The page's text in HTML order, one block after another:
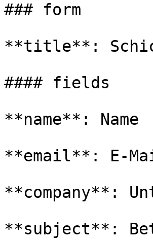
### form
**title**:
#### fields
**name**: Name
**email**: E-
**company**:
**subject**: